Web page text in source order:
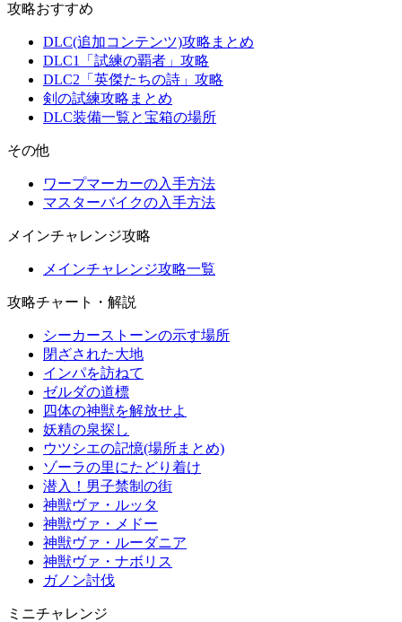
攻略おすすめ
DLC(追加コンテンツ)攻略まとめ
DLC1「試練の覇者」攻略
DLC2「英傑たちの詩」攻略
剣の試練攻略まとめ
DLC装備一覧と宝箱の場所
その他
ワープマーカーの入手方法
マスターバイクの入手方法
メインチャレンジ攻略
メインチャレンジ攻略一覧
攻略チャート・解説
シーカーストーンの示す場所
閉ざされた大地
インパを訪ねて
ゼルダの道標
四体の神獣を解放せよ
妖精の泉探し
ウツシエの記憶(場所まとめ)
ゾーラの里にたどり着け
潜入！男子禁制の街
神獣ヴァ・ルッタ
神獣ヴァ・メドー
神獣ヴァ・ルーダニア
神獣ヴァ・ナボリス
ガノン討伐
ミニチャレンジ